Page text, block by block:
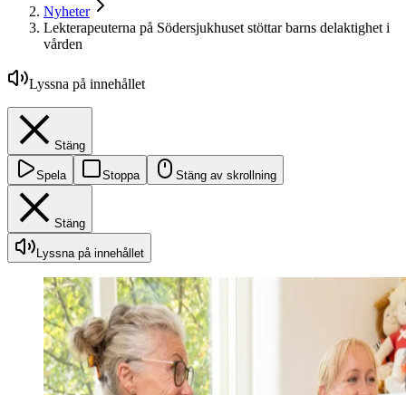
Nyheter
Lekterapeuterna på Södersjukhuset stöttar barns delaktighet i
vården
Lyssna på innehållet
Stäng
Spela Stoppa Stäng av skrollning
Stäng
Lyssna på innehållet